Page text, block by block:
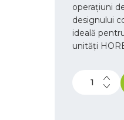
operațiuni
designului
ideală
unități